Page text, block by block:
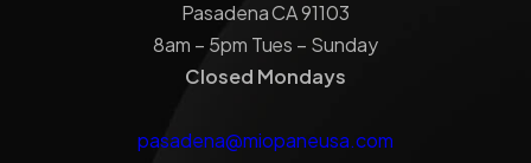
Pasadena CA 91103
8am – 5pm Tues – Sunday
Closed Mondays
pasadena@miopaneusa.com